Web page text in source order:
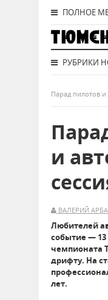
ПОЛНОЕ
РУБРИКИ
Парад пилотов и
и
ВАЛЕРИЙ
Любителей
событие — 13
чемпионата
дрифту. На
лет.